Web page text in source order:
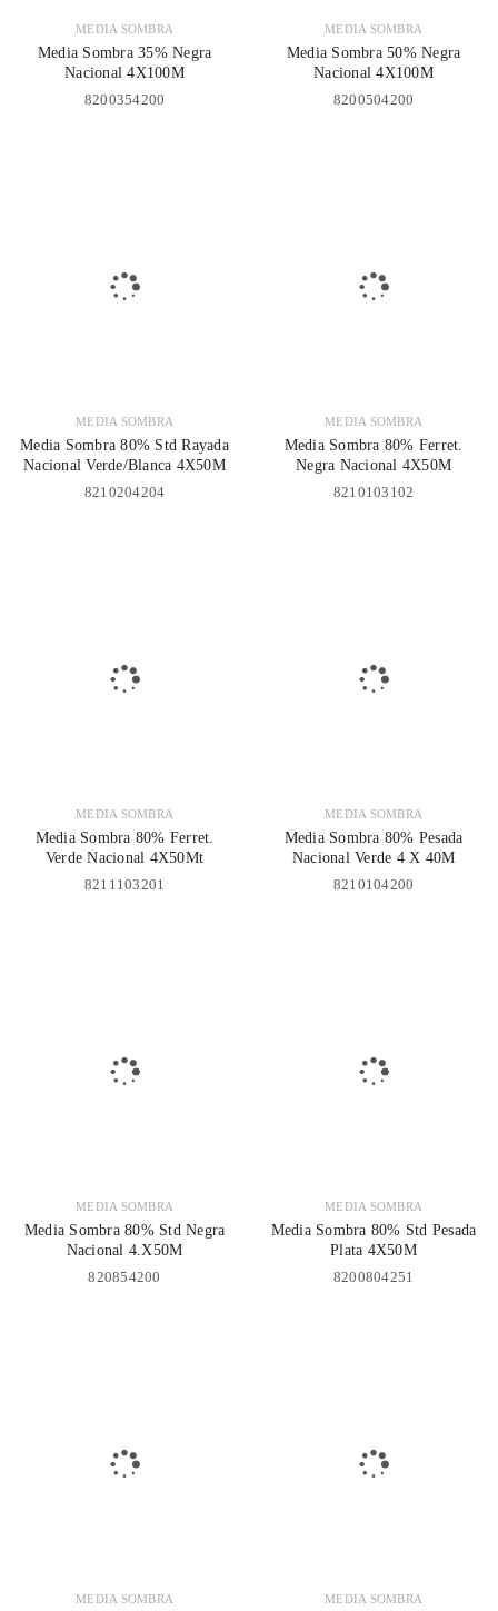
MEDIA SOMBRA
Media Sombra 35% Negra
Nacional 4X100M
8200354200
MEDIA SOMBRA
Media Sombra 50% Negra
Nacional 4X100M
8200504200
MEDIA SOMBRA
Media Sombra 80% Std Rayada
Nacional Verde/Blanca 4X50M
8210204204
MEDIA SOMBRA
Media Sombra 80% Ferret.
Negra Nacional 4X50M
8210103102
MEDIA SOMBRA
Media Sombra 80% Ferret.
Verde Nacional 4X50Mt
8211103201
MEDIA SOMBRA
Media Sombra 80% Pesada
Nacional Verde 4 X 40M
8210104200
MEDIA SOMBRA
Media Sombra 80% Std Negra
Nacional 4.X50M
820854200
MEDIA SOMBRA
Media Sombra 80% Std Pesada
Plata 4X50M
8200804251
MEDIA SOMBRA MEDIA SOMBRA